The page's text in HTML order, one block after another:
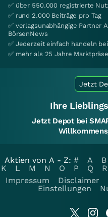
✅ über 550.000 registrierte
✅ rund 2.000 Beiträge pro Tag
✅ verlagsunabhängige Partner
BörsenNews
✅ Jederzeit einfach handeln
✅ mehr als 25 Jahre
Jetzt
Ihre
Jetzt Depot bei
Aktien von A - Z: # A B
K
L M N O P Q R
Impressum
Disclaimer
Einstellungen